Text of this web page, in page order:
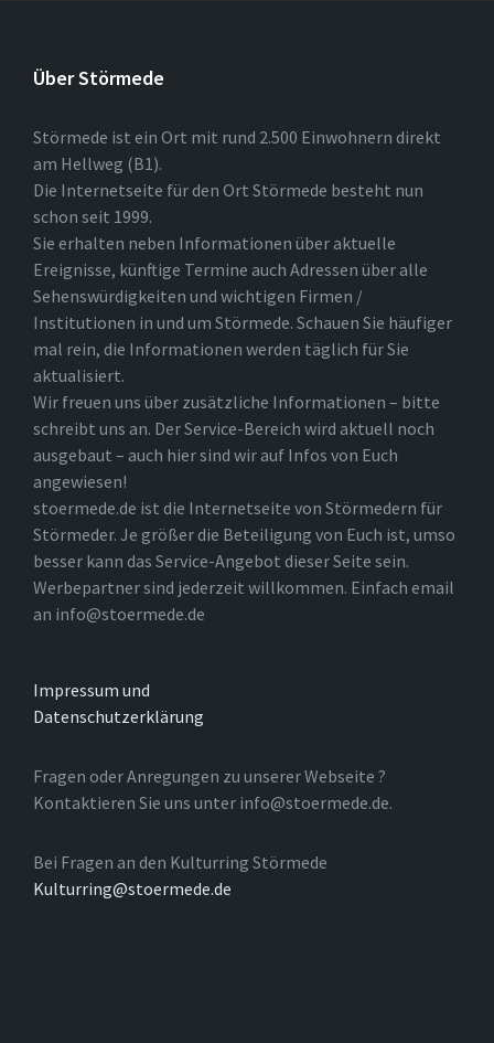
Über Störmede
Störmede ist ein Ort mit rund 2.500 Einwohnern direkt
am Hellweg (B1).
Die Internetseite für den Ort Störmede besteht nun
schon seit 1999.
Sie erhalten neben Informationen über aktuelle
Ereignisse, künftige Termine auch Adressen über alle
Sehenswürdigkeiten und wichtigen Firmen /
Institutionen in und um Störmede. Schauen Sie häufiger
mal rein, die Informationen werden täglich für Sie
aktualisiert.
Wir freuen uns über zusätzliche Informationen – bitte
schreibt uns an. Der Service-Bereich wird aktuell noch
ausgebaut – auch hier sind wir auf Infos von Euch
angewiesen!
stoermede.de ist die Internetseite von Störmedern für
Störmeder. Je größer die Beteiligung von Euch ist, umso
besser kann das Service-Angebot dieser Seite sein.
Werbepartner sind jederzeit willkommen. Einfach email
an info@stoermede.de
Impressum und
Datenschutzerklärung
Fragen oder Anregungen zu unserer Webseite ?
Kontaktieren Sie uns unter info@stoermede.de.
Bei Fragen an den Kulturring Störmede
Kulturring@stoermede.de